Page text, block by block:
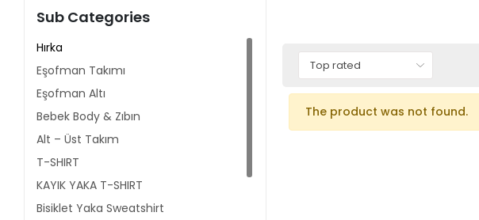
Sub Categories
Hırka
Eşofman Takımı
Eşofman Altı
Bebek Body & Zıbın
Alt – Üst Takım
T-SHIRT
KAYIK YAKA T-SHIRT
Bisiklet Yaka Sweatshirt
The product was not found.